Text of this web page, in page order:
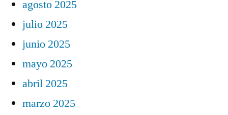
agosto 2025
julio 2025
junio 2025
mayo 2025
abril 2025
marzo 2025